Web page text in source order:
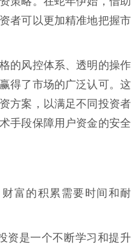
者可以更加精准地把握市
的风控体系、透明的操作
得了市场的广泛认可。这
方案，以满足不同投资者
手段保障用户资金的安全
富的积累需要时间和耐
资是一个不断学习和提升